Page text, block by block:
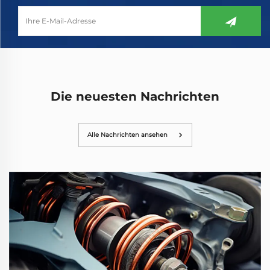
Die neuesten Nachrichten
Alle Nachrichten ansehen